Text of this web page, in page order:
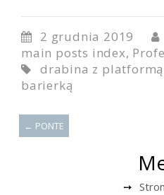
2 grudnia 2019
main posts index,
drabina z platformą
barierką
← PONTE